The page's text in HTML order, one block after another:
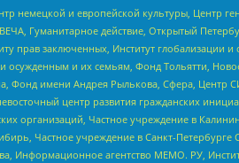
немецкой и европейской культуры, Центр
Гуманитарное действие, Открытый
прав заключенных, Институт
и их семьям, Фонд Тольятти,
Фонд имени Андрея Рылькова, Сфера,
центр развития гражданских
Частное учреждение в
Частное учреждение в Санкт-
Информационное агентство МЕМО. РУ,